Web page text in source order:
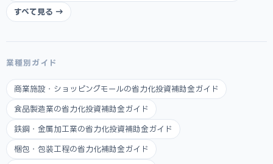
すべて見る →
業種別ガイド
商業施設・ショッピングモールの省力化投資補助金ガイド
食品製造業の省力化投資補助金ガイド
鉄鋼・金属加工業の省力化投資補助金ガイド
梱包・包装工程の省力化補助金ガイド